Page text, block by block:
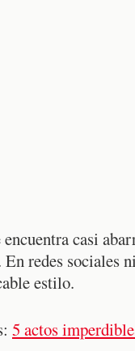
encuentra casi
redes sociales
estilo.
5 actos